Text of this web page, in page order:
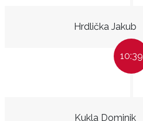
Hrdlička Jakub
10:39
Kukla Dominik